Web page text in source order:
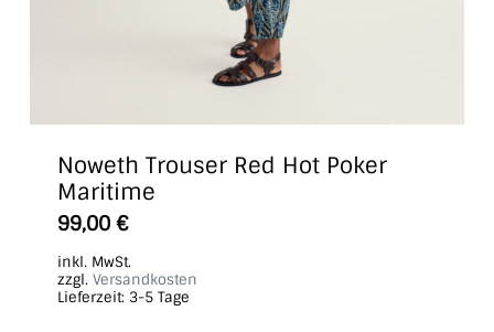
Noweth Trouser Red Hot Poker
Maritime
99,00 €
inkl. MwSt.
zzgl. Versandkosten
Lieferzeit: 3-5 Tage